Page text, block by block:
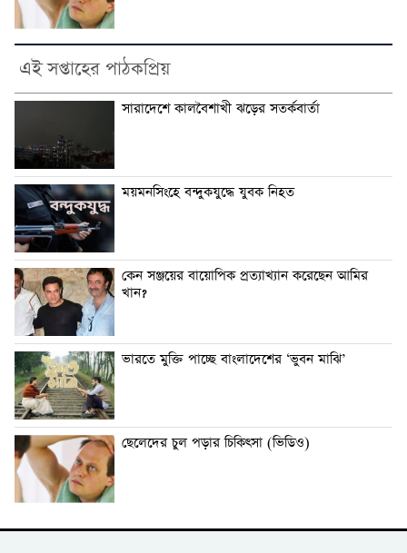
এই সপ্তাহের পাঠকপ্রিয়
সারাদেশে কালবৈশাখী ঝড়ের সতর্কবার্তা
ময়মনসিংহে বন্দুকযুদ্ধে যুবক নিহত
কেন সঞ্জয়ের বায়োপিক প্রত্যাখ্যান করেছেন আমির
খান?
ভারতে মুক্তি পাচ্ছে বাংলাদেশের ‘ভুবন মাঝি’
ছেলেদের চুল পড়ার চিকিৎসা (ভিডিও)